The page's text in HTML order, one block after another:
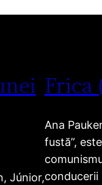
Júnior,
Frica
Ana
fustă”,
conducerii